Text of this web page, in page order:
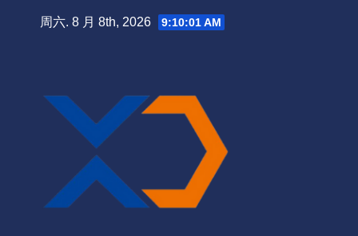
周六. 8 月 8th, 2026 9:10:02 AM